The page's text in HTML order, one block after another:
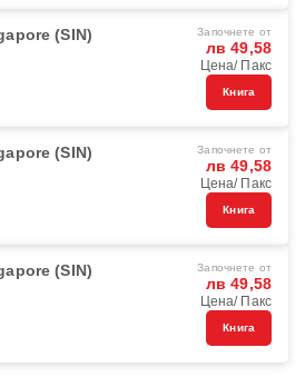
(SIN) Започнете от
лв 49,58
Цена/ Пакс
Книга
(SIN) Започнете от
лв 49,58
Цена/ Пакс
Книга
(SIN) Започнете от
лв 49,58
Цена/ Пакс
Книга